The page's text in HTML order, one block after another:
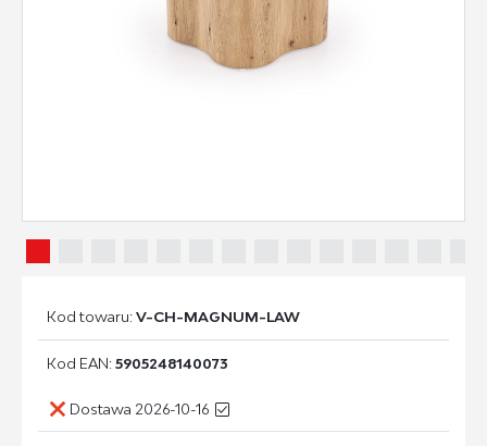
Kod towaru:V-CH-MAGNUM-LAW
Kod EAN:5905248140073
Dostawa 2026-10-16